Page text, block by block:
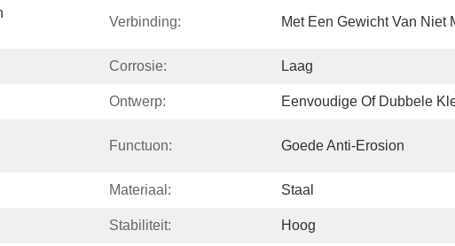
Verbinding: Met Een Gewicht Van Niet
Corrosie: Laag
Ontwerp: Eenvoudige Of Dubbele
Functuon: Goede Anti-Erosion
Materiaal: Staal
Stabiliteit: Hoog